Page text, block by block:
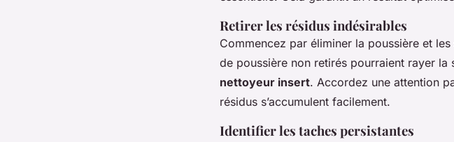
Retirer les résidus indésirables
Commencez par éliminer la poussière et
de poussière non retirés pourraient rayer
nettoyeur insert. Accordez une attention
résidus s’accumulent facilement.
Identifier les taches persistantes